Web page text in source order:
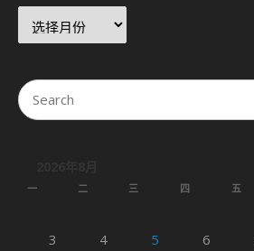
一 二 三 四 五
3
4 5 6